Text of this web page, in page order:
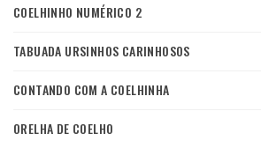
COELHINHO NUMÉRICO 2
TABUADA URSINHOS CARINHOSOS
CONTANDO COM A COELHINHA
ORELHA DE COELHO